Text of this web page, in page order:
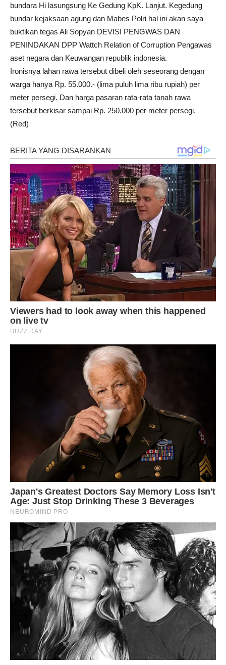
bundara Hi lasungsung Ke Gedung KpK. Lanjut. Kegedung
bundar kejaksaan agung dan Mabes Polri hal ini akan saya
buktikan tegas Ali Sopyan DEVISI PENGWAS DAN
PENINDAKAN DPP Wattch Relation of Corruption Pengawas
aset negara dan Keuwangan republik indonesia.
Ironisnya lahan rawa tersebut dibeli oleh seseorang dengan
warga hanya Rp. 55.000.- (lima puluh lima ribu rupiah) per
meter persegi. Dan harga pasaran rata-rata tanah rawa
tersebut berkisar sampai Rp. 250.000 per meter persegi.
(Red)